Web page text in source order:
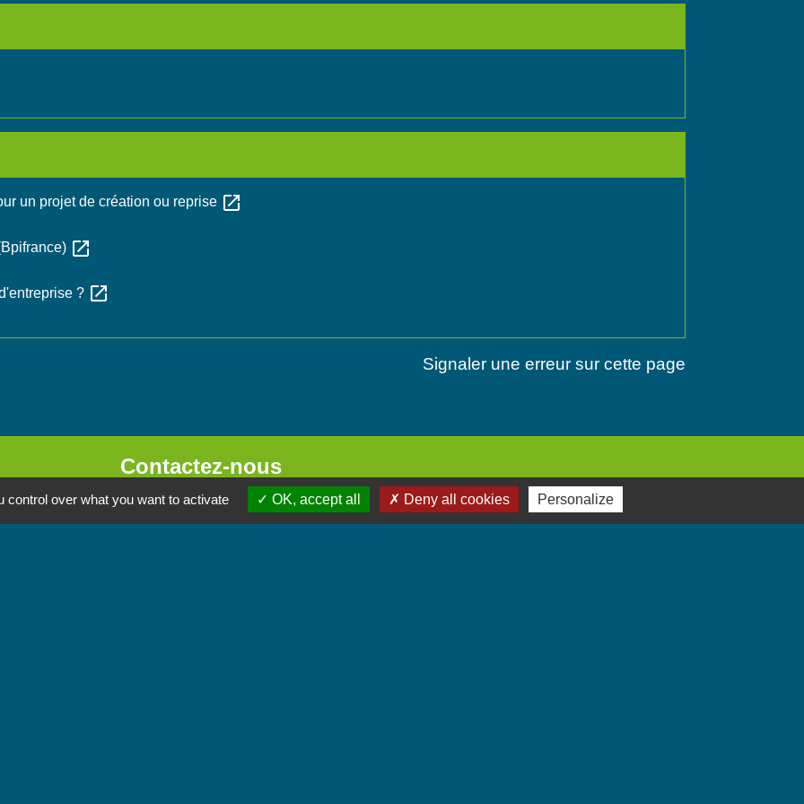
un projet de création ou reprise open_in_new
open_in_new
? open_in_new
Signaler une erreur sur cette page
Contactez-nous
Commune de Chignin
52 Place de la Mairie - Le Chef Lieu
over what you want to activate OK, accept all Deny all cookies Personalize